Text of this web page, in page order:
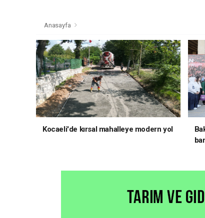
Anasayfa
Kocaeli'de kırsal mahalleye modern yol